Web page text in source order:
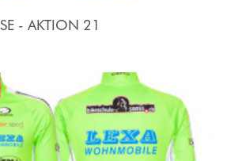
SE - AKTION 21